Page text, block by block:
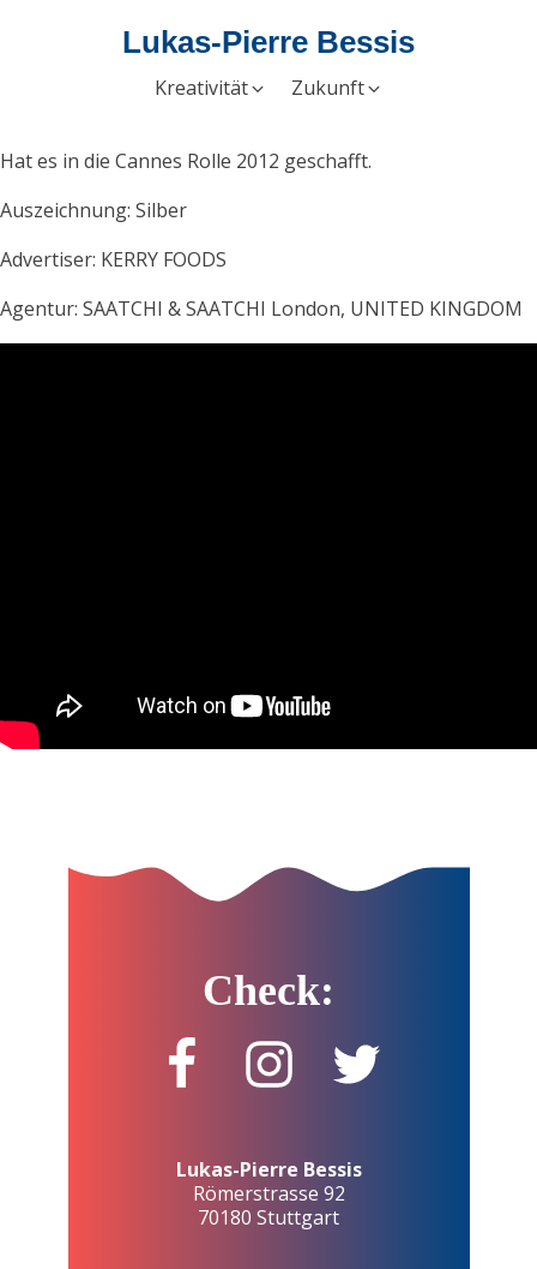
Lukas-Pierre Bessis
Kreativität Zukunft
Hat es in die Cannes Rolle 2012 geschafft.
Auszeichnung: Silber
Advertiser: KERRY FOODS
Agentur: SAATCHI & SAATCHI London, UNITED KINGDOM
Check:
Lukas-Pierre Bessis
Römerstrasse 92
70180 Stuttgart